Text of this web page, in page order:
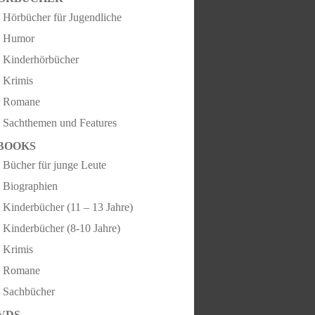
Hörbücher für Jugendliche
Humor
Kinderhörbücher
Krimis
Romane
Sachthemen und Features
Bücher für junge Leute
Biographien
Kinderbücher (11 – 13 Jahre)
Kinderbücher (8-10 Jahre)
Krimis
Romane
Sachbücher